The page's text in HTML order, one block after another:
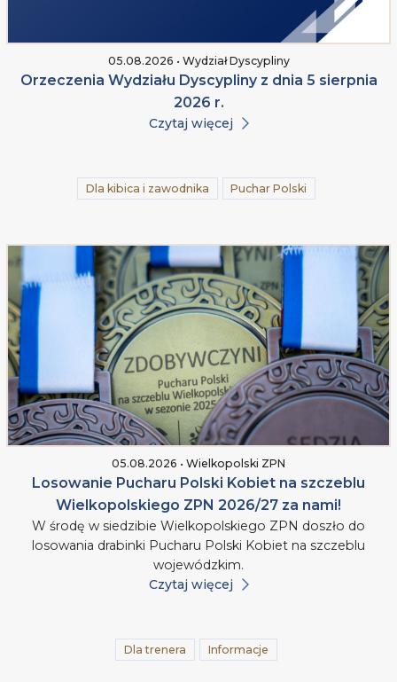
05.08.2026 • Wydział Dyscypliny
Orzeczenia Wydziału Dyscypliny z dnia 5 sierpnia
2026 r.
Czytaj więcej
Dla kibica i zawodnika Puchar Polski
05.08.2026 • Wielkopolski ZPN
Losowanie Pucharu Polski Kobiet na szczeblu
Wielkopolskiego ZPN 2026/27 za nami!
W środę w siedzibie Wielkopolskiego ZPN doszło do
losowania drabinki Pucharu Polski Kobiet na szczeblu
wojewódzkim.
Czytaj więcej
Dla trenera Informacje